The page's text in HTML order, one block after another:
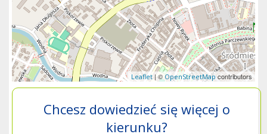
Leaflet| ©OpenStreetMap contributors
Chcesz dowiedzieć się więcej o
kierunku?